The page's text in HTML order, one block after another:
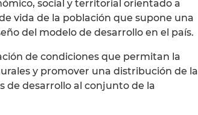
social y territorial orientado a
vida de la población que supone una
del modelo de desarrollo en el país.
de condiciones que permitan la
y promover una distribución de la
desarrollo al conjunto de la